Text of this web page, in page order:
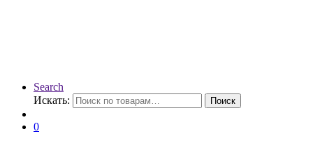
Search
Искать:
Поиск
0